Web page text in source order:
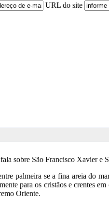
URL do site
sobre São Francisco Xavier e
palmeira se a fina areia do
para os cristãos e crentes
Oriente.